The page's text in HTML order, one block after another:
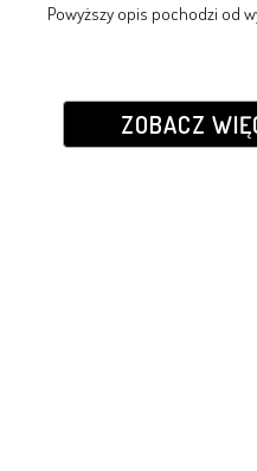
Powyższy opis pochodzi od
ZOBACZ